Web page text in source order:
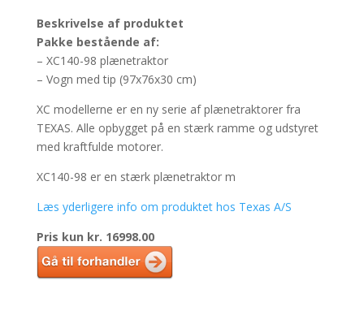
Beskrivelse af produktet
Pakke bestående af:
– XC140-98 plænetraktor
– Vogn med tip (97x76x30 cm)
XC modellerne er en ny serie af plænetraktorer fra
TEXAS. Alle opbygget på en stærk ramme og udstyret
med kraftfulde motorer.
XC140-98 er en stærk plænetraktor m
Læs yderligere info om produktet hos Texas A/S
Pris kun kr. 16998.00